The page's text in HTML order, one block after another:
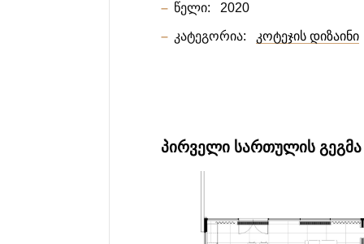
წელი: 2020
კატეგორია: კოტეჯის დიზაინი
ᲞᲘᲠᲕᲔᲚᲘ ᲡᲐᲠᲗᲣᲚᲘᲡ ᲒᲔᲒᲛᲐ